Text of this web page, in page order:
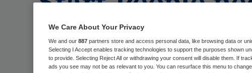
Zorgzuster over
We Care About Your Privacy
We and our 887 partners store and access personal data, like browsing data or
Selecting I Accept enables tracking technologies to support the purposes shown
to provide. Selecting Reject All or withdrawing your consent will disable them. If
ads you see may not be as relevant to you. You can resurface this menu to